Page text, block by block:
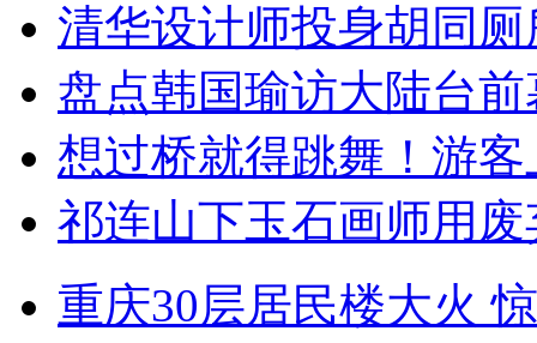
清华设计师投身胡同
盘点韩国瑜访大陆台
想过桥就得跳舞！游客
祁连山下玉石画师用
重庆30层居民楼大火